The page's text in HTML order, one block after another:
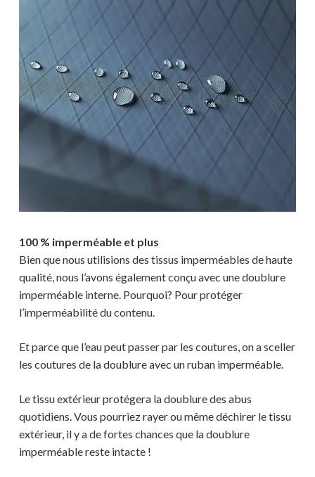
Votre panier est vide.
MAGASINER EN LIGNE
100 % imperméable et plus
Bien que nous utilisions des tissus imperméables de haute
qualité, nous l’avons également conçu avec une doublure
imperméable interne. Pourquoi? Pour protéger
l’imperméabilité du contenu.
Et parce que l’eau peut passer par les coutures, on a sceller
les coutures de la doublure avec un ruban imperméable.
Le tissu extérieur protégera la doublure des abus
quotidiens. Vous pourriez rayer ou même déchirer le tissu
extérieur, il y a de fortes chances que la doublure
imperméable reste intacte !